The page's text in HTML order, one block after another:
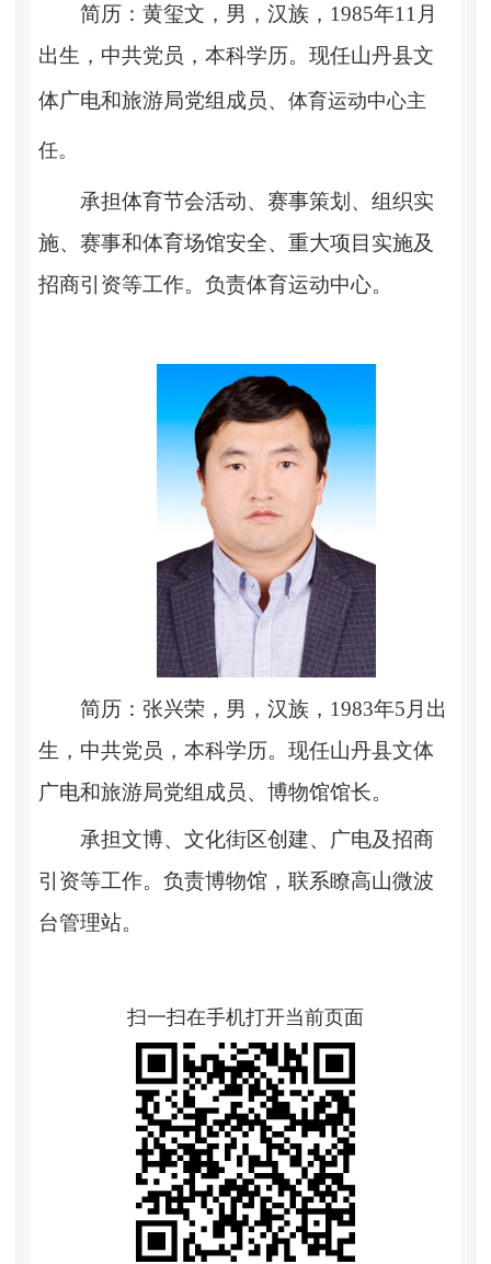
简历：黄玺文，男，汉族， 1985年11月
出生， 中共党员，本科学历。现任山丹县文
体广电和旅游局党组成员、 体育运动中心主
任。
承担体育节会活动、赛事策划、组织实
施、 赛事和体育场馆安全、重大项目 实施及
招商引资等工作。 负责体育运动中心。
简历：张兴荣，男，汉族，1983年5月出
生， 中共党员，本科学历。现任山丹县文体
广电和旅游局党组成员、博物馆馆长。
承担文博、文化街区创建、 广电及招商
引资等工作。 负责博物馆 ， 联系瞭高山微波
台管理站。
扫一扫在手机打开当前页面